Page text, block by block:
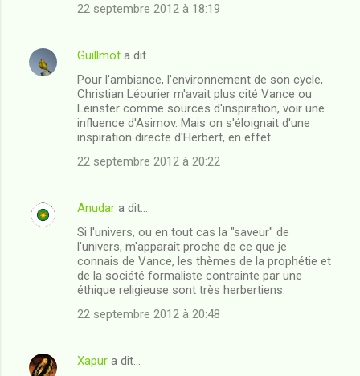
22 septembre 2012 à 18:19
Guillmot a dit…
Pour l'ambiance, l'environnement de son cycle,
Christian Léourier m'avait plus cité Vance ou
Leinster comme sources d'inspiration, voir une
influence d'Asimov. Mais on s'éloignait d'une
inspiration directe d'Herbert, en effet.
22 septembre 2012 à 20:22
Anudar a dit…
Si l'univers, ou en tout cas la "saveur" de
l'univers, m'apparaît proche de ce que je
connais de Vance, les thèmes de la prophétie et
de la société formaliste contrainte par une
éthique religieuse sont très herbertiens.
22 septembre 2012 à 20:48
Xapur a dit…